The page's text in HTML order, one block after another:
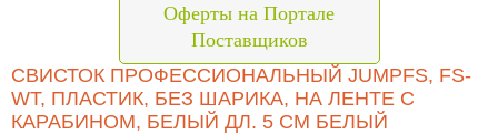
Оферты на Портале
Поставщиков
СВИСТОК ПРОФЕССИОНАЛЬНЫЙ JUMPFS, FS-
WT, ПЛАСТИК, БЕЗ ШАРИКА, НА ЛЕНТЕ С
КАРАБИНОМ, БЕЛЫЙ ДЛ. 5 СМ БЕЛЫЙ